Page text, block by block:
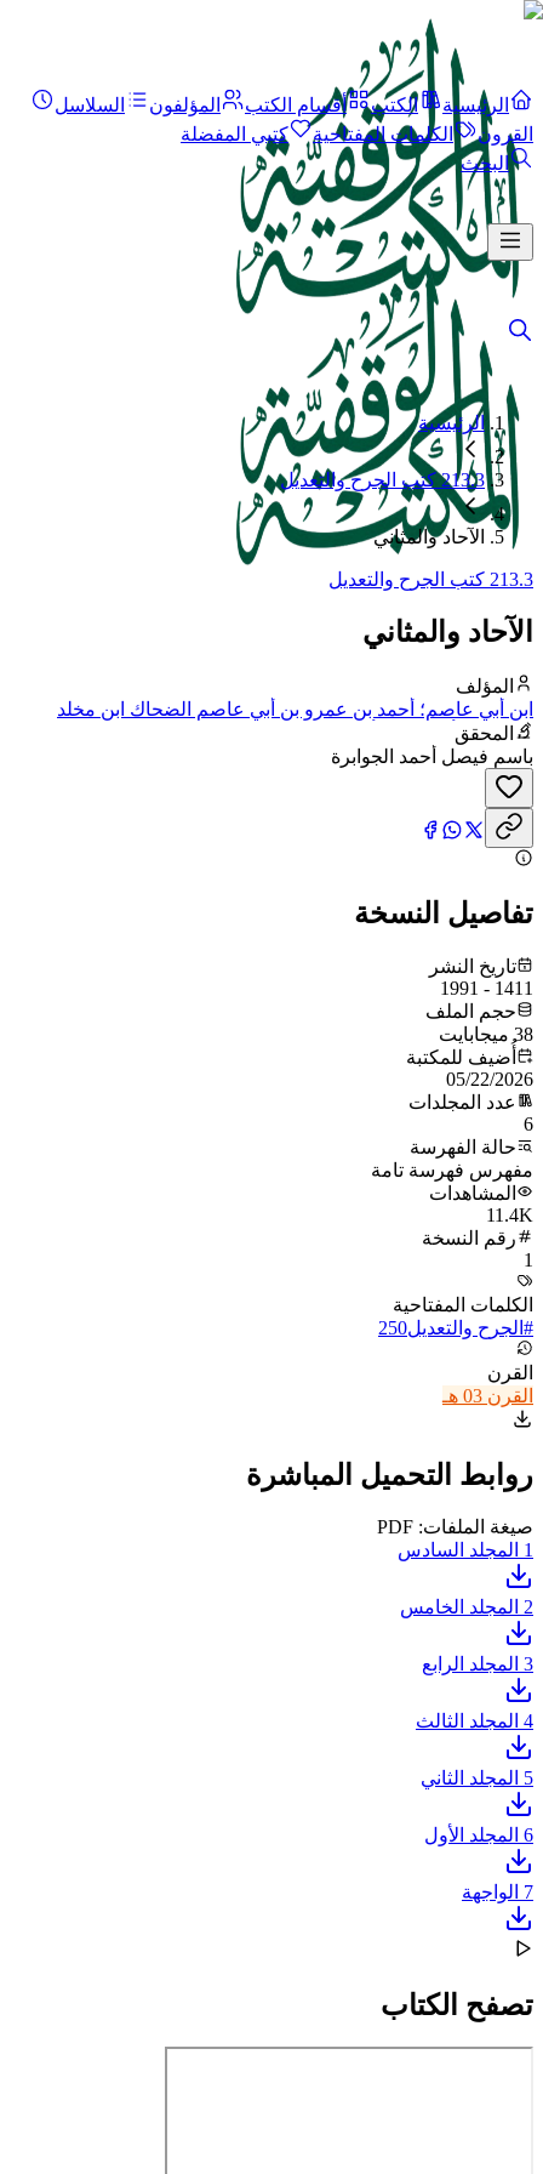
الرئيسية الكتب أقسام الكتب المؤلفون
السلاسل
القرون
الكلمات المفتاحية
كتبي المفضلة
البحث
الرئيسية
213.3 كتب الجرح والتعديل
الآحاد والمثاني
213.3 كتب الجرح والتعديل
الآحاد والمثاني
المؤلف
ابن أبي عاصم؛ أحمد بن عمرو بن أبي عاصم الضحاك ابن مخلد
الشيباني، أبو بكر بن أبي عاصم، ويقال له ابن النبيل
المحقق
باسم فيصل أحمد الجوابرة
تفاصيل النسخة
تاريخ النشر
1411 - 1991
حجم الملف
38 ميجابايت
أُضيف للمكتبة
05/22/2026
عدد المجلدات
6
حالة الفهرسة
مفهرس فهرسة تامة
المشاهدات
11.4K
رقم النسخة
1
الكلمات المفتاحية
# الجرح والتعديل250
القرن
القرن 03 هـ
روابط التحميل المباشرة
صيغة الملفات: PDF
1 المجلد السادس
2 المجلد الخامس
3 المجلد الرابع
4 المجلد الثالث
5 المجلد الثاني
6 المجلد الأول
7 الواجهة
تصفح الكتاب